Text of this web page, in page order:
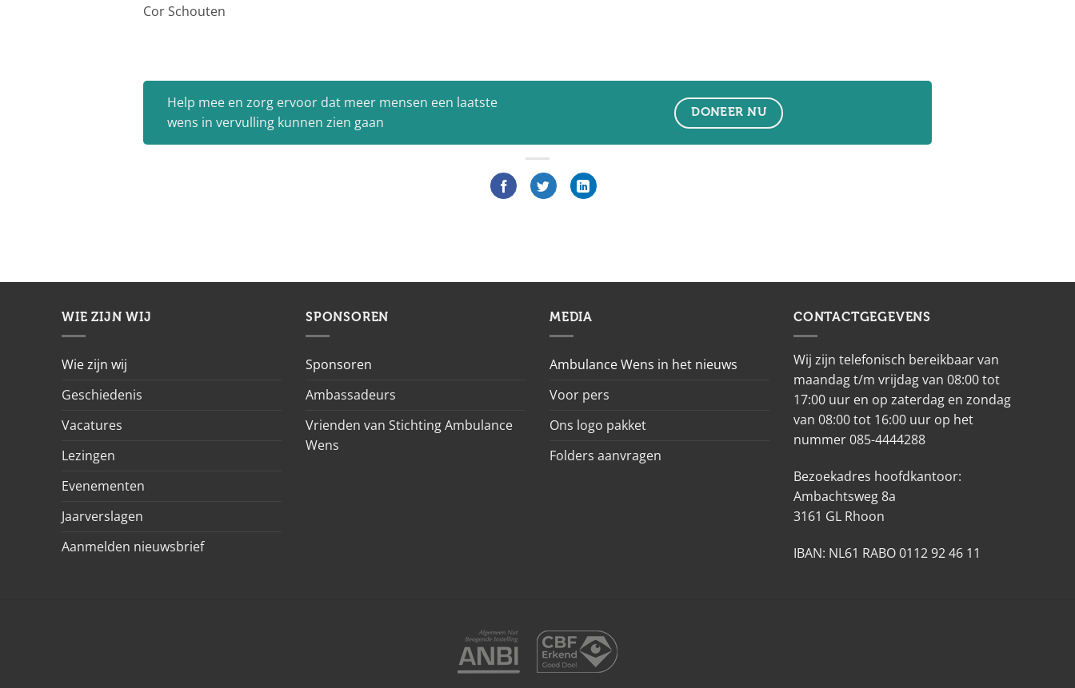
Cor Schouten
Help mee en zorg ervoor dat meer mensen een laatste
wens in vervulling kunnen zien gaan
DONEER NU
WIE ZIJN WIJ
Wie zijn wij
Geschiedenis
Vacatures
Lezingen
Evenementen
Jaarverslagen
Aanmelden nieuwsbrief
SPONSOREN
Sponsoren
Ambassadeurs
Vrienden van Stichting Ambulance
Wens
MEDIA
Ambulance Wens in het nieuws
Voor pers
Ons logo pakket
Folders aanvragen
CONTACTGEGEVENS
Wij zijn telefonisch bereikbaar van
maandag t/m vrijdag van 08:00 tot
17:00 uur en op zaterdag en zondag
van 08:00 tot 16:00 uur op het
nummer 085-4444288
Bezoekadres hoofdkantoor:
Ambachtsweg 8a
3161 GL Rhoon
IBAN: NL61 RABO 0112 92 46 11